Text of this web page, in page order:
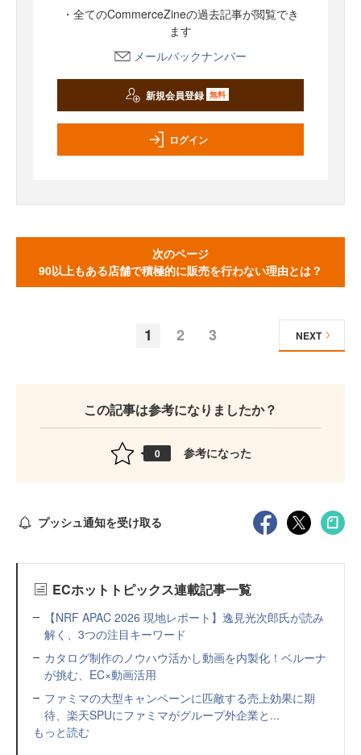
・全てのCommerceZineの過去記事が閲覧でき
ます
メールバックナンバー
新規会員登録 無料
ログイン
次のページ
90以上もある店舗で積極的に販売を行わない理由とは？
1 2 3 NEXT
この記事は参考になりましたか？
0 参考になった
プッシュ通知を受け取る
ECホットトピックス連載記事一覧
【NRF APAC 2026 現地レポート】逸見光次郎氏が読み
解く、3つの注目キーワード
カタログ制作のノウハウ活かし動画を内製化！ベルーナ
が挑む、EC×動画活用
ファミマの大型キャンペーンに匹敵する売上効果に期
待、楽天SPUにファミマがグループ外企業と...
もっと読む